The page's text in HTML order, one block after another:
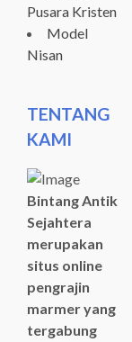
Pusara Kristen
Model
Nisan
TENTANG
KAMI
Bintang Antik
Sejahtera
merupakan
situs online
pengrajin
marmer yang
tergabung